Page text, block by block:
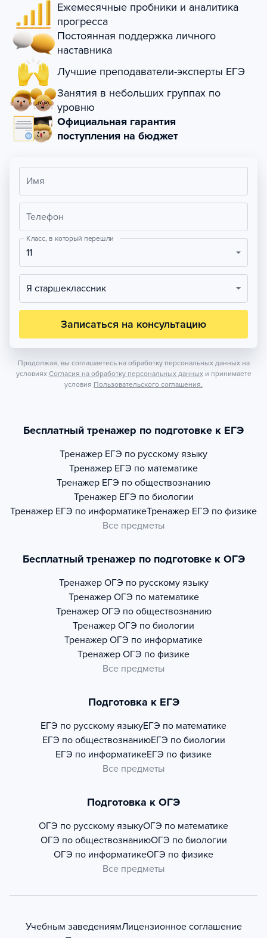
Ежемесячные пробники и аналитика
прогресса
Постоянная поддержка личного
наставника
Лучшие преподаватели-эксперты ЕГЭ
Занятия в небольших группах по
уровню
Официальная гарантия
поступления на бюджет
Имя
Телефон
Класс, в который перешли
11
Я старшеклассник
Записаться на консультацию
Продолжая, вы соглашаетесь на обработку персональных данных на
условиях Согласия на обработку персональных данных и принимаете
условия Пользовательского соглашения.
Бесплатный тренажер по подготовке к ЕГЭ
Тренажер ЕГЭ по русскому языку
Тренажер ЕГЭ по математике
Тренажер ЕГЭ по обществознанию
Тренажер ЕГЭ по биологии
Тренажер ЕГЭ по информатикеТренажер ЕГЭ по физике
Все предметы
Бесплатный тренажер по подготовке к ОГЭ
Тренажер ОГЭ по русскому языку
Тренажер ОГЭ по математике
Тренажер ОГЭ по обществознанию
Тренажер ОГЭ по биологии
Тренажер ОГЭ по информатике
Тренажер ОГЭ по физике
Все предметы
Подготовка к ЕГЭ
ЕГЭ по русскому языкуЕГЭ по математике
ЕГЭ по обществознаниюЕГЭ по биологии
ЕГЭ по информатикеЕГЭ по физике
Все предметы
Подготовка к ОГЭ
ОГЭ по русскому языкуОГЭ по математике
ОГЭ по обществознаниюОГЭ по биологии
ОГЭ по информатикеОГЭ по физике
Все предметы
Учебным заведениямЛицензионное соглашение